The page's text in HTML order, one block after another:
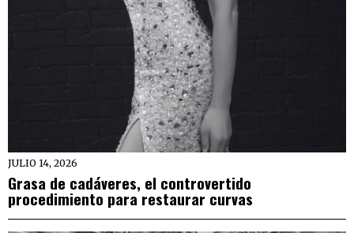
JULIO 14, 2026
Grasa de cadáveres, el controvertido
procedimiento para restaurar curvas